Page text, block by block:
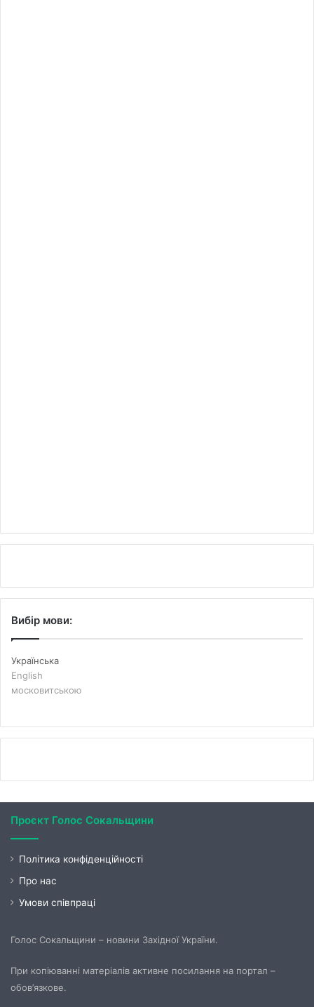
Вибір мови:
Українська
English
московитською
Проєкт Голос Сокальщини
Політика конфіденційності
Про нас
Умови співпраці
Голос Сокальщини – новини Західної України.
При копіюванні матеріалів активне посилання на портал –
обов’язкове.